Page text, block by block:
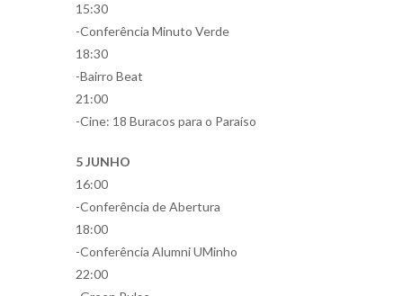
15:30
-Conferência Minuto Verde
18:30
-Bairro Beat
21:00
-Cine: 18 Buracos para o Paraíso
5 JUNHO
16:00
-Conferência de Abertura
18:00
-Conferência Alumni UMinho
22:00